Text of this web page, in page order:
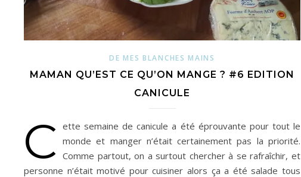
DE MES BLANCHES MAINS
MAMAN QU’EST CE QU’ON MANGE ? #6 EDITION
CANICULE
C ette semaine de canicule a été éprouvante pour tout le
monde et manger n’était certainement pas la priorité.
Comme partout, on a surtout chercher à se rafraîchir, et
personne n’était motivé pour cuisiner alors ça a été salade tous